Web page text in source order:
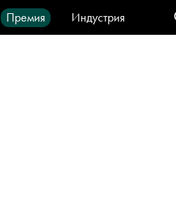
Премия
Индустрия
продукты